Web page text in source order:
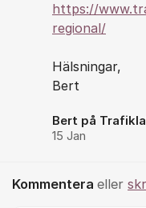
https://
regional/
Hälsningar,
Bert
Bert på
15 Jan
Kommentera eller